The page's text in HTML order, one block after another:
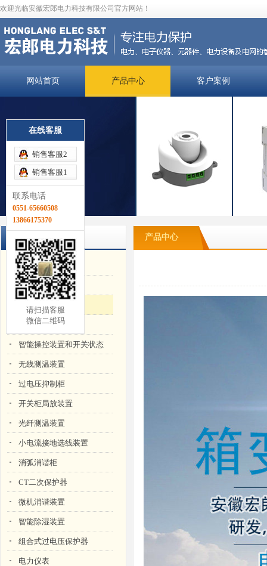
欢迎光临安徽宏郎电力科技有限公司官方网站！
网站首页 产品中心 客户案例
产品分类
电弧光保护装置
智能电缆防爆装置
箱变测控装置
绝缘在线监测装置
智能操控装置和开关状态
无线测温装置
过电压抑制柜
开关柜局放装置
光纤测温装置
小电流接地选线装置
消弧消谐柜
CT二次保护器
微机消谐装置
智能除湿装置
组合式过电压保护器
电力仪表
产品中心
在线客服
销售客服2
销售客服1
联系电话
0551-65660508
13866175370
请扫描客服
微信二维码